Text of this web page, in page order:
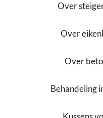
Over
Over
Over
Behandeling